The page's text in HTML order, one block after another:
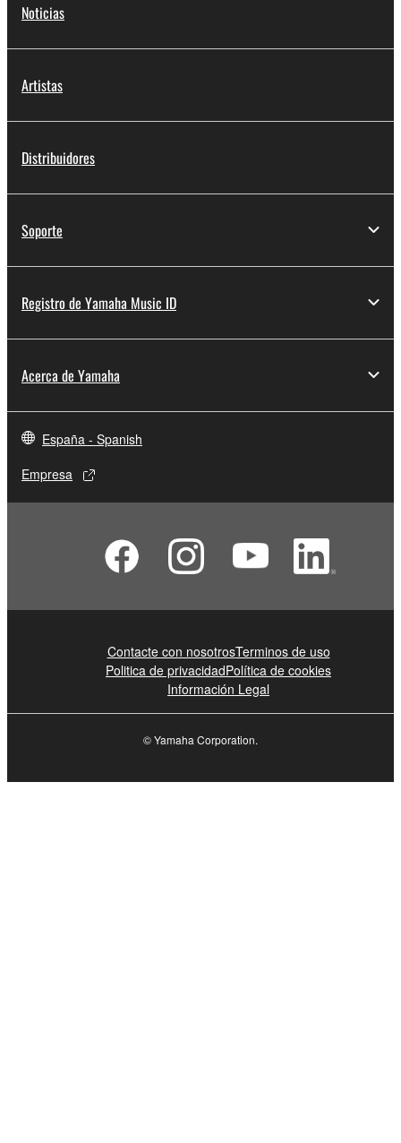
Noticias
Artistas
Distribuidores
Soporte
Registro de Yamaha Music ID
Acerca de Yamaha
España - Spanish
Empresa
Contacte con nosotrosTerminos de uso
Politica de privacidadPolítica de cookies
Información Legal
© Yamaha Corporation.